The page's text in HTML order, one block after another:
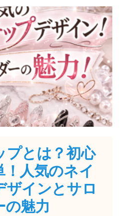
プとは？初心
人気のネイ
ザインとサロ
の魅力